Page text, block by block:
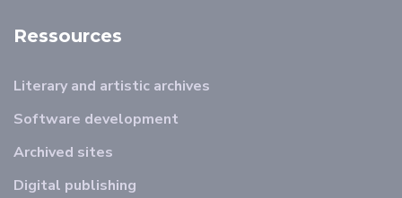
Ressources
Literary and artistic archives
Software development
Archived sites
Digital publishing